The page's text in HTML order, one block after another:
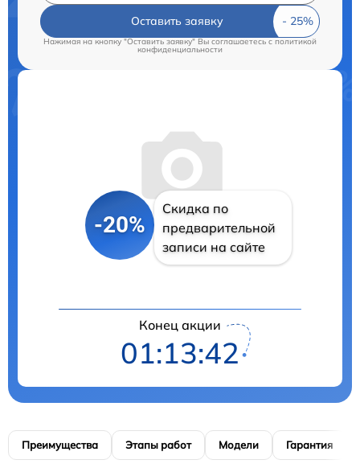
Оставить заявку
Нажимая на кнопку "Оставить заявку" Вы соглашаетесь cполитикой
конфиденциальности
-20%
Скидка по
предварительной
записи на сайте
Конец акции
01:13:41
Преимущества Этапы работ Модели Гарантия